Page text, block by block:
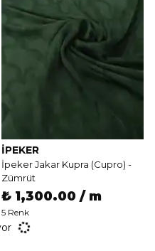
İPEKER
İpeker Jakar Kupra (Cupro) -
Zümrüt
₺ 1,300.00 / m
5 Renk